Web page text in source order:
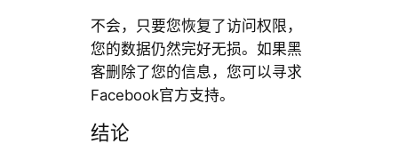
不会，只要您恢复了访问权限，
您的数据仍然完好无损。如果黑
客删除了您的信息，您可以寻求
Facebook官方支持。
结论